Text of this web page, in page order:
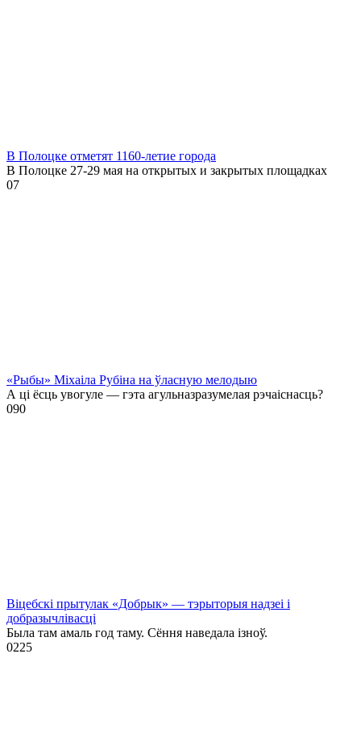
В Полоцке отметят 1160-летие города
В Полоцке 27-29 мая на открытых и закрытых площадках
07
«Рыбы» Міхаіла Рубіна на ўласную мелодыю
А ці ёсць увогуле — гэта агульназразумелая рэчаіснасць?
090
Віцебскі прытулак «‎Добрык»‎ — тэрыторыя надзеі і
добразычлівасці
Была там амаль год таму. Сёння наведала ізноў.
0225